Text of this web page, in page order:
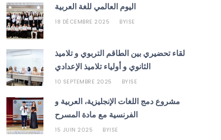
اليوم العالمي للّغة العربية
18 DÉCEMBRE 2025 BYISE
لقاء تحضيري بين الطاقم التربوي و تلاميذ
الثانوي و أولياء تلاميذ الإعدادي
10 SEPTEMBRE 2025 BYISE
مشروع دمج اللغات الإنجليزية، العربية و
الفرنسية مع مادة المسرح
15 JUIN 2025 BYISE